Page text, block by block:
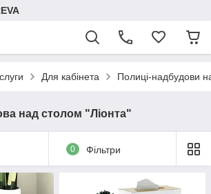
Для кабінета Полиці-надбудови
над столом "Ліонта"
0 Фільтри